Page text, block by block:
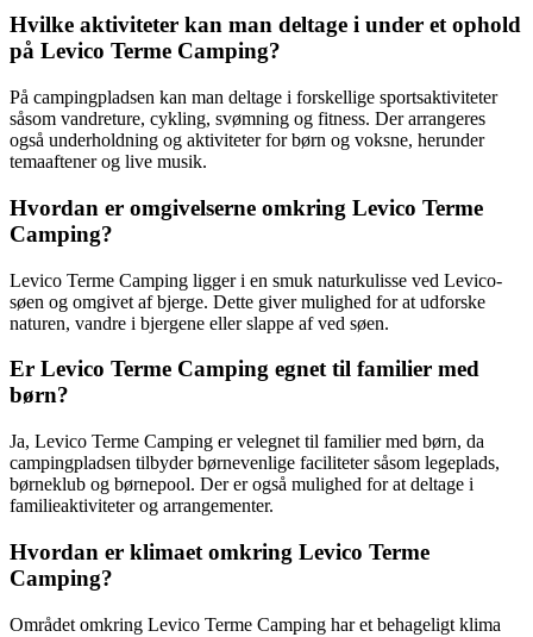
Hvilke aktiviteter kan man deltage i under et ophold
på Levico Terme Camping?
På campingpladsen kan man deltage i forskellige sportsaktiviteter
såsom vandreture, cykling, svømning og fitness. Der arrangeres
også underholdning og aktiviteter for børn og voksne, herunder
temaaftener og live musik.
Hvordan er omgivelserne omkring Levico Terme
Camping?
Levico Terme Camping ligger i en smuk naturkulisse ved Levico-
søen og omgivet af bjerge. Dette giver mulighed for at udforske
naturen, vandre i bjergene eller slappe af ved søen.
Er Levico Terme Camping egnet til familier med
børn?
Ja, Levico Terme Camping er velegnet til familier med børn, da
campingpladsen tilbyder børnevenlige faciliteter såsom legeplads,
børneklub og børnepool. Der er også mulighed for at deltage i
familieaktiviteter og arrangementer.
Hvordan er klimaet omkring Levico Terme
Camping?
Området omkring Levico Terme Camping har et behageligt klima